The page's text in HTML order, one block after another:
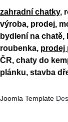
zahradní chatky,
výroba, prodej,
bydlení na
roubenka, prodej
ČR, chaty do
plánku, stavba
Joomla Template